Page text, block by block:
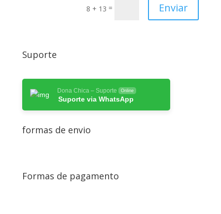
8 + 13 = Enviar
Suporte
Dona Chica – Suporte Online
Suporte via WhatsApp
formas de envio
Formas de pagamento